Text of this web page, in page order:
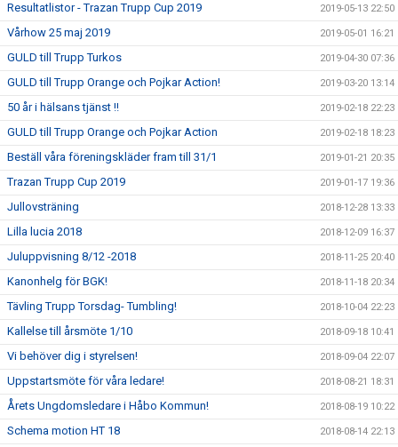
Resultatlistor - Trazan Trupp Cup 2019 2019-05-13 22:50
Vårhow 25 maj 2019 2019-05-01 16:21
GULD till Trupp Turkos 2019-04-30 07:36
GULD till Trupp Orange och Pojkar Action! 2019-03-20 13:14
50 år i hälsans tjänst !! 2019-02-18 22:23
GULD till Trupp Orange och Pojkar Action 2019-02-18 18:23
Beställ våra föreningskläder fram till 31/1 2019-01-21 20:35
Trazan Trupp Cup 2019 2019-01-17 19:36
Jullovsträning 2018-12-28 13:33
Lilla lucia 2018 2018-12-09 16:37
Juluppvisning 8/12 -2018 2018-11-25 20:40
Kanonhelg för BGK! 2018-11-18 20:34
Tävling Trupp Torsdag- Tumbling! 2018-10-04 22:23
Kallelse till årsmöte 1/10 2018-09-18 10:41
Vi behöver dig i styrelsen! 2018-09-04 22:07
Uppstartsmöte för våra ledare! 2018-08-21 18:31
Årets Ungdomsledare i Håbo Kommun! 2018-08-19 10:22
Schema motion HT 18 2018-08-14 22:13